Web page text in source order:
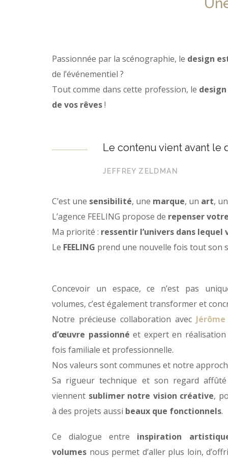
Passionnée par la scénographie, le design
de l’événementiel ?
Tout comme dans cette profession, le
de vos rêves!
Le contenu vient avant le
JEFFREY ZELDMAN
C’est une sensibilité, une marque, un art,
L’agence FEELING propose de repenser
Ma priorité : ressentir l’univers dans lequel
Le FEELING prend une nouvelle fois tout son
Concevoir un espace, ce n’est pas
volumes, c’est également transformer et
Notre précieuse collaboration avec
d’œuvre passionné et expert en
fois familiale et professionnelle.
Nos valeurs sont communes et notre
Sa rigueur technique et son regard
viennent sublimer notre vision créative,
à des projets aussi beaux que fonctionnels.
Ce dialogue entre inspiration
volumes nous permet d’aller plus loin,